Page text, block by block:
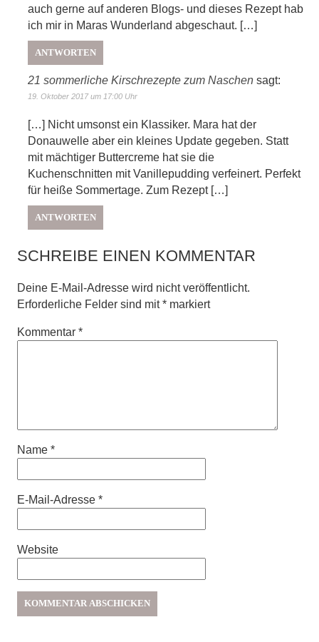
auch gerne auf anderen Blogs- und dieses Rezept hab
ich mir in Maras Wunderland abgeschaut. […]
ANTWORTEN
21 sommerliche Kirschrezepte zum Naschen sagt:
19. Oktober 2017 um 17:00 Uhr
[…] Nicht umsonst ein Klassiker. Mara hat der
Donauwelle aber ein kleines Update gegeben. Statt
mit mächtiger Buttercreme hat sie die
Kuchenschnitten mit Vanillepudding verfeinert. Perfekt
für heiße Sommertage. Zum Rezept […]
ANTWORTEN
SCHREIBE EINEN KOMMENTAR
Deine E-Mail-Adresse wird nicht veröffentlicht.
Erforderliche Felder sind mit*markiert
Kommentar *
Name *
E-Mail-Adresse *
Website